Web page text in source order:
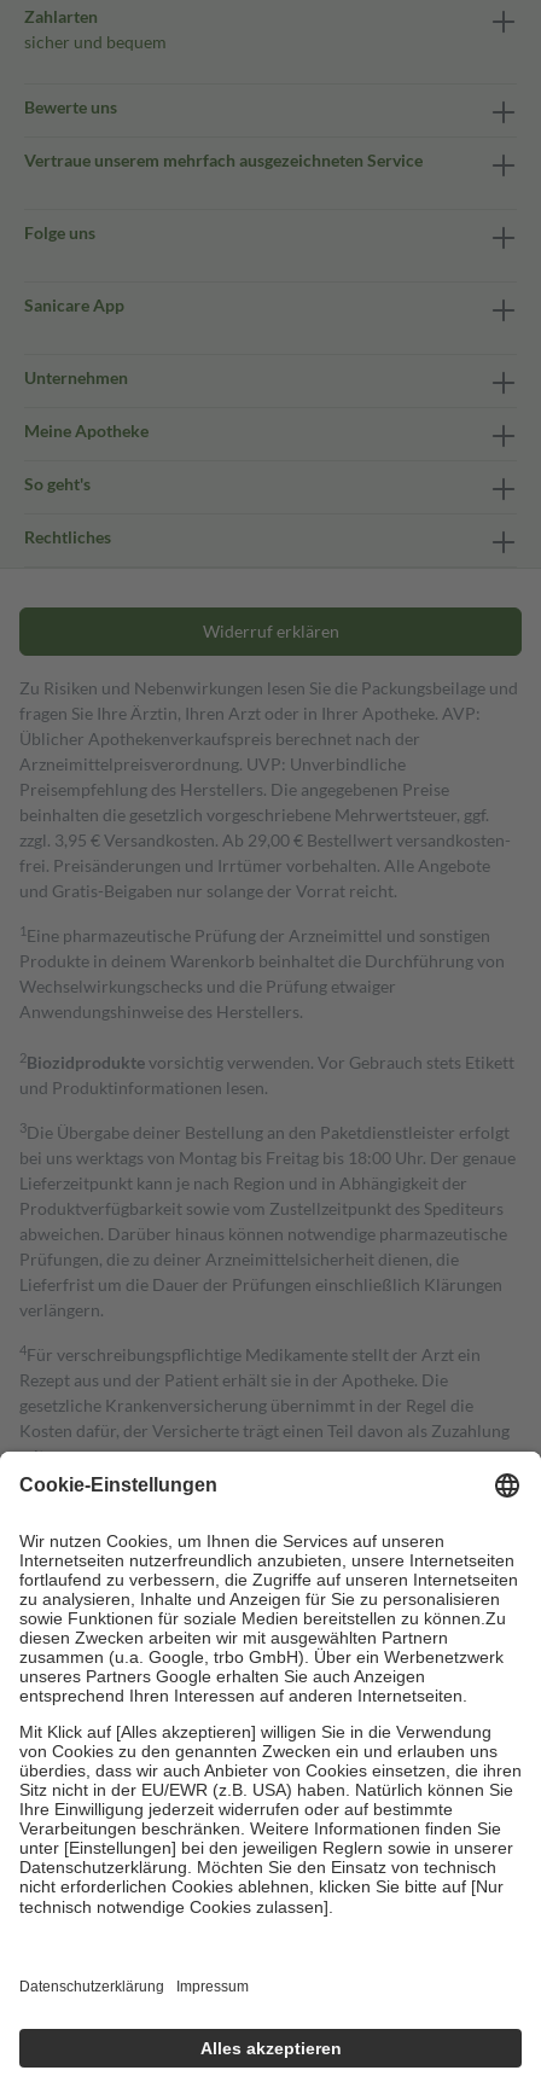
Zahlarten
sicher und bequem
Bewerte uns
Vertraue unserem mehrfach ausgezeichneten Service
Folge uns
Sanicare App
Unternehmen
Meine Apotheke
So geht's
Rechtliches
Widerruf erklären
Zu Risiken und Nebenwirkungen lesen Sie die Packungsbeilage und
fragen Sie Ihre Ärztin, Ihren Arzt oder in Ihrer Apotheke. AVP:
Üblicher Apothekenverkaufspreis berechnet nach der
Arzneimittelpreisverordnung. UVP: Unverbindliche
Preisempfehlung des Herstellers. Die angegebenen Preise
beinhalten die gesetzlich vorgeschriebene Mehrwertsteuer, ggf.
zzgl. 3,95 € Versandkosten. Ab 29,00 € Bestell­wert versand­kosten­
frei. Preisänderungen und Irrtümer vorbehalten. Alle Angebote
und Gratis-Beigaben nur solange der Vorrat reicht.
1 Eine pharmazeutische Prüfung der Arzneimittel und sonstigen
Produkte in deinem Warenkorb beinhaltet die Durchführung von
Wechselwirkungschecks und die Prüfung etwaiger
Anwendungshinweise des Herstellers.
2Biozidproduktevorsichtig verwenden. Vor Gebrauch stets Etikett
und Produktinformationen lesen.
3Die Übergabe deiner Bestellung an den Paketdienstleister erfolgt
bei uns werktags von Montag bis Freitag bis 18:00 Uhr. Der genaue
Lieferzeitpunkt kann je nach Region und in Abhängigkeit der
Produktverfügbarkeit sowie vom Zustellzeitpunkt des Spediteurs
abweichen. Darüber hinaus können notwendige pharmazeutische
Prüfungen, die zu deiner Arzneimittelsicherheit dienen, die
Lieferfrist um die Dauer der Prüfungen einschließlich Klärungen
verlängern.
4Für verschreibungspflichtige Medikamente stellt der Arzt ein
Rezept aus und der Patient erhält sie in der Apotheke. Die
gesetzliche Krankenversicherung übernimmt in der Regel die
Kosten dafür, der Versicherte trägt einen Teil davon als Zuzahlung
mit.
Grundsätzlich leisten Mitglieder Zuzahlungen in Höhe von zehn
höchstens zehn Euro.
Es sind jedoch nie mehr als die tatsächlichen
Kosten der Leistung zu entrichten.
Diese Regeln gelten grundsätzlich auch für Online-Apotheken.
Bei Heilmitteln und häuslicher Krankenpflege beträgt die
Zuzahlung zehn Prozent der Kosten sowie zehn Euro je
Verordnung.
Um das Engagement der Versicherten für ihre eigene Gesundheit zu
stärken und die besondere Stellung der Familie zu unterstützen,
fallenkeine Zuzahlungenan bei:
• Kindern und Jugendlichen bis zum vollendeten 18. Lebensjahr
mit Ausnahme der Fahrkosten
• Untersuchungen zur Vorsorge und Früherkennung, die von der
GKV getragen werden
• empfohlenen Schutzimpfungen
• Harn- und Blutteststreifen
getroffen, um sicherzustellen, dass es sich um echte Bewertungen
https://help.etrusted.com/hc/de/articles/4419944605341